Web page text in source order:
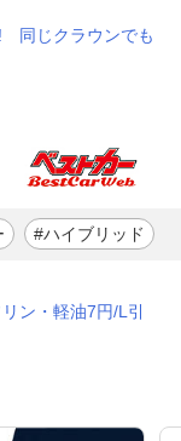
同じクラウンでも
#ハイブリッド
ン・軽油7円/L引